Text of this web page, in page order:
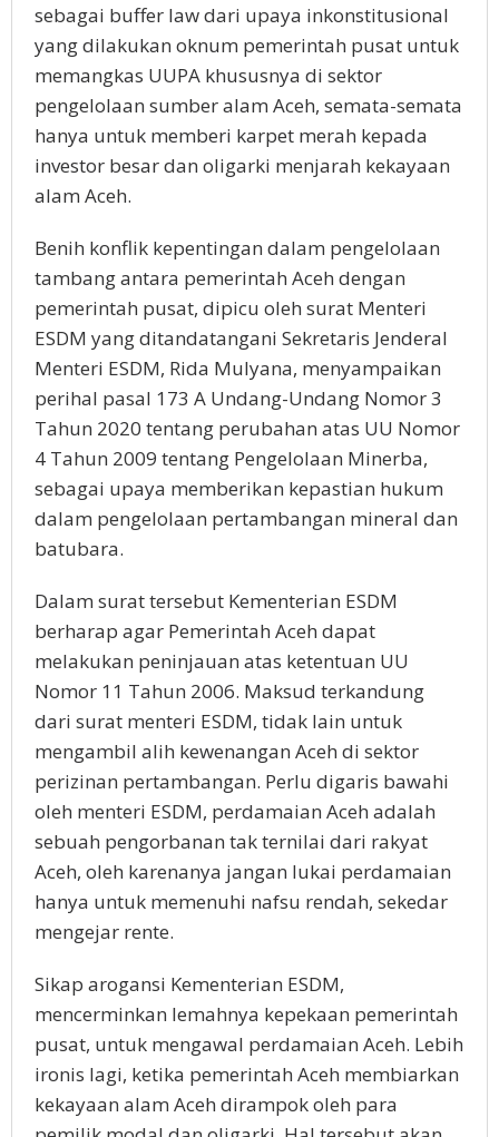
sebagai buffer law dari upaya inkonstitusional
yang dilakukan oknum pemerintah pusat untuk
memangkas UUPA khususnya di sektor
pengelolaan sumber alam Aceh, semata-semata
hanya untuk memberi karpet merah kepada
investor besar dan oligarki menjarah kekayaan
alam Aceh.
Benih konflik kepentingan dalam pengelolaan
tambang antara pemerintah Aceh dengan
pemerintah pusat, dipicu oleh surat Menteri
ESDM yang ditandatangani Sekretaris Jenderal
Menteri ESDM, Rida Mulyana, menyampaikan
perihal pasal 173 A Undang-Undang Nomor 3
Tahun 2020 tentang perubahan atas UU Nomor
4 Tahun 2009 tentang Pengelolaan Minerba,
sebagai upaya memberikan kepastian hukum
dalam pengelolaan pertambangan mineral dan
batubara.
Dalam surat tersebut Kementerian ESDM
berharap agar Pemerintah Aceh dapat
melakukan peninjauan atas ketentuan UU
Nomor 11 Tahun 2006. Maksud terkandung
dari surat menteri ESDM, tidak lain untuk
mengambil alih kewenangan Aceh di sektor
perizinan pertambangan. Perlu digaris bawahi
oleh menteri ESDM, perdamaian Aceh adalah
sebuah pengorbanan tak ternilai dari rakyat
Aceh, oleh karenanya jangan lukai perdamaian
hanya untuk memenuhi nafsu rendah, sekedar
mengejar rente.
Sikap arogansi Kementerian ESDM,
mencerminkan lemahnya kepekaan pemerintah
pusat, untuk mengawal perdamaian Aceh. Lebih
ironis lagi, ketika pemerintah Aceh membiarkan
kekayaan alam Aceh dirampok oleh para